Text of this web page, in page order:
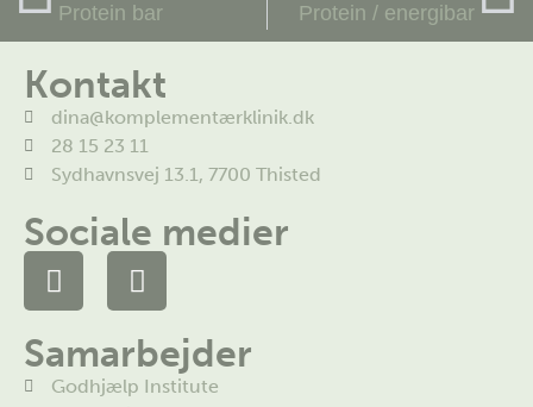
Protein bar Protein / energibar
Kontakt
dina@komplementærklinik.dk
28 15 23 11
Sydhavnsvej 13.1, 7700 Thisted
Sociale medier
Samarbejder
Godhjælp Institute